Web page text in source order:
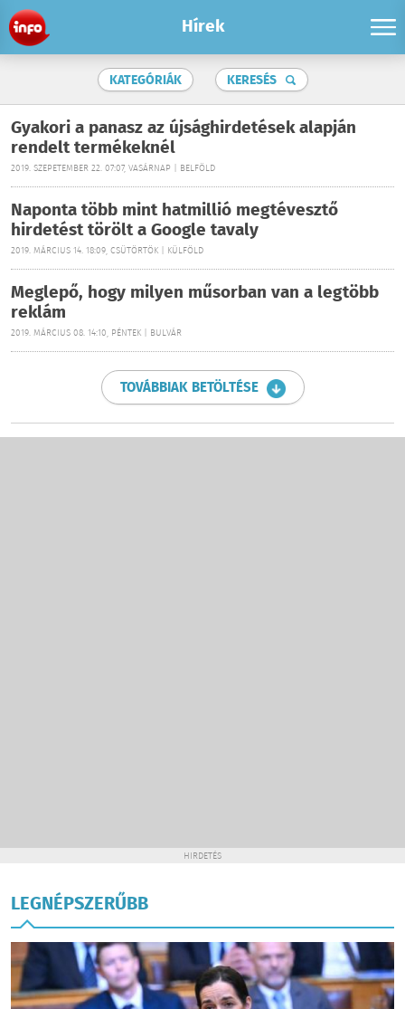
Hírek
KATEGÓRIÁK KERESÉS
Gyakori a panasz az újsághirdetések alapján
rendelt termékeknél
2019. SZEPETEMBER 22. 07:07, VASÁRNAP | BELFÖLD
Naponta több mint hatmillió megtévesztő
hirdetést törölt a Google tavaly
2019. MÁRCIUS 14. 18:09, CSÜTÖRTÖK | KÜLFÖLD
Meglepő, hogy milyen műsorban van a legtöbb
reklám
2019. MÁRCIUS 08. 14:10, PÉNTEK | BULVÁR
TOVÁBBIAK BETÖLTÉSE
HIRDETÉS
LEGNÉPSZERŰBB